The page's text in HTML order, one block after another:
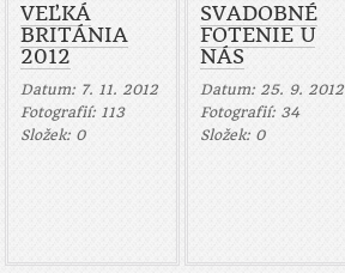
VEĽKÁ
BRITÁNIA
2012
Datum: 7. 11. 2012
Fotografií: 113
Složek: 0
SVADOBNÉ
FOTENIE U
NÁS
Datum: 25. 9. 2012
Fotografií: 34
Složek: 0